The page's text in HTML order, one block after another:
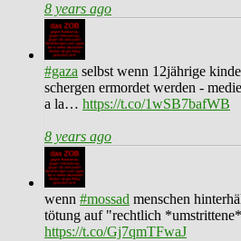
8 years ago
#gaza selbst wenn 12jährige
schergen ermordet werden -
a la… https://t.co/1wSB7bafWB
8 years ago
wenn #mossad menschen
tötung auf "rechtlich
https://t.co/Gj7qmTFwaJ